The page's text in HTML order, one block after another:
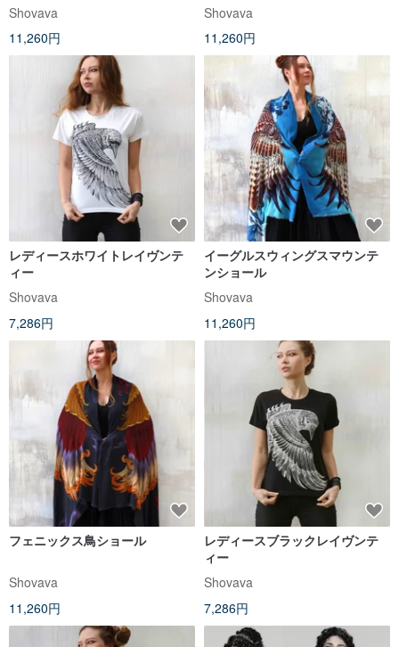
Shovava
11,260円
Shovava
11,260円
レディースホワイトレイヴンテ
ィー
Shovava
7,286円
イーグルスウィングスマウンテ
ンショール
Shovava
11,260円
フェニックス鳥ショール
Shovava
11,260円
レディースブラックレイヴンテ
ィー
Shovava
7,286円